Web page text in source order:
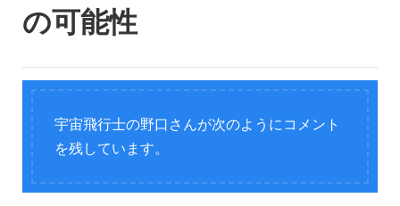
の可能性
宇宙飛行士の野口さんが次のようにコメント
を残しています。